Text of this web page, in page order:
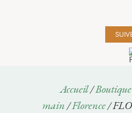
Accueil/Boutique
main/Florence/